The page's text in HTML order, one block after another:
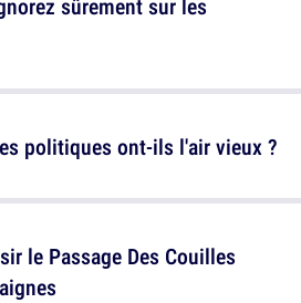
sûrement sur les
le Passage Des Couilles
politiques ont-ils l'air vieux ?